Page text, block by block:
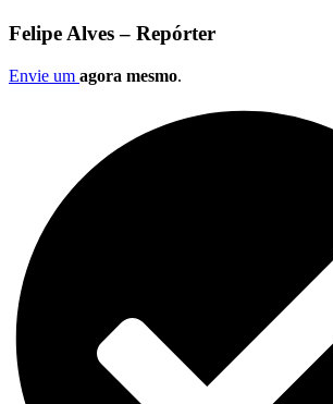
Felipe Alves – Repórter
Envie um agora mesmo.